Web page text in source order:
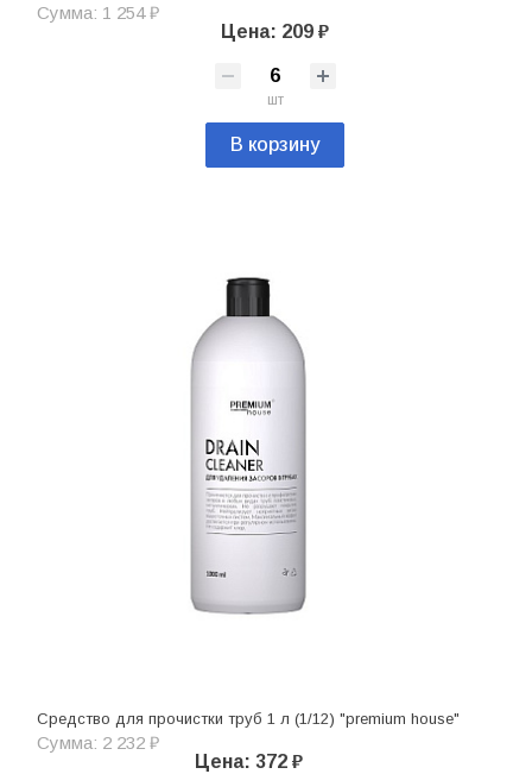
Сумма: 1 254 ₽
Цена: 209 ₽
шт
В корзину
Средство для прочистки труб 1 л (1/12) "premium house"
Сумма: 2 232 ₽
Цена: 372 ₽